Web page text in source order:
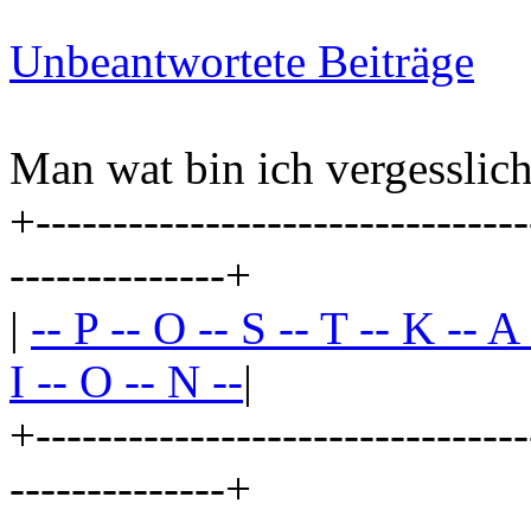
Unbeantwortete Beiträge
Man wat bin ich
--------------+
| -- P -- O -- S -- T -- K --
I -- O -- N --|
--------------+